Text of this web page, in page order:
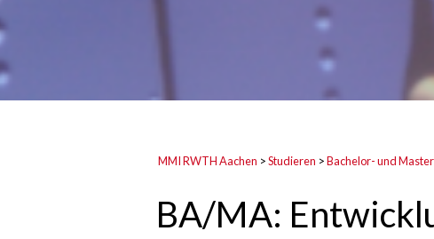
MMI RWTH Aachen >Studieren >Bachelor- und
BA/MA: